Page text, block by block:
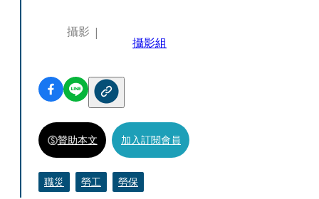
攝影
攝影組
贊助本文 加入訂閱會員
職災 勞工 勞保